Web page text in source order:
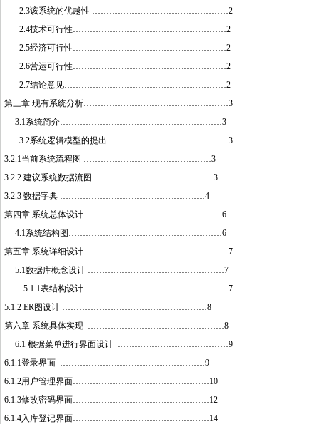
2.3该系统的优越性 …………………………………………2
2.4技术可行性………………………………………………2
2.5经济可行性………………………………………………2
2.6营运可行性………………………………………………2
2.7结论意见…………………………………………………2
第三章 现有系统分析……………………………………………3
3.1系统简介…………………………………………………3
3.2系统逻辑模型的提出 ……………………………………3
3.2.1当前系统流程图 ………………………………………3
3.2.2 建议系统数据流图 ……………………………………3
3.2.3 数据字典 ……………………………………………4
第四章 系统总体设计 …………………………………………6
4.1系统结构图………………………………………………6
第五章 系统详细设计……………………………………………7
5.1数据库概念设计 …………………………………………7
5.1.1表结构设计……………………………………………7
5.1.2 ER图设计 ……………………………………………8
第六章 系统具体实现 …………………………………………8http://www.16sheji8.cn/
6.1 根据菜单进行界面设计 …………………………………9
6.1.1登录界面 ……………………………………………9
6.1.2用户管理界面…………………………………………10
6.1.3修改密码界面…………………………………………12
6.1.4入库登记界面…………………………………………14